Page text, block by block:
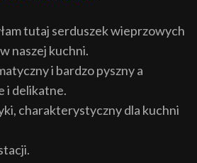
tutaj serduszek wieprzowych
naszej kuchni.
i bardzo pyszny a
i delikatne.
charakterystyczny dla kuchni